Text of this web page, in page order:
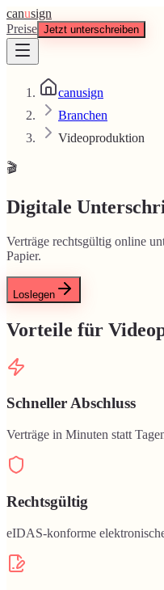
canusign
Preise Jetzt unterschreiben
canusign
Branchen
Videoproduktion
🎬
Digitale
Verträge rechtsgültig online
Papier.
Loslegen
Vorteile für
Schneller Abschluss
Verträge in Minuten statt
Rechtsgültig
eIDAS-konforme